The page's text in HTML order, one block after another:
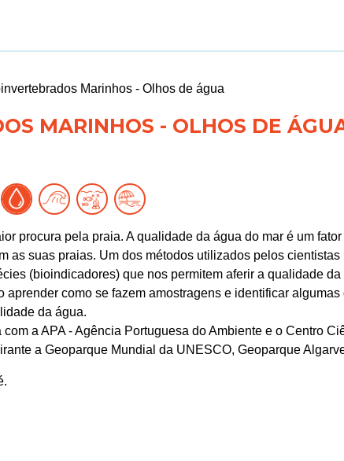
Marinhos - Olhos de água
MARINHOS - OLHOS DE
procura pela praia. A qualidade da água do mar é um fator
as suas praias. Um dos métodos utilizados pelos cientistas
(bioindicadores) que nos permitem aferir a qualidade da
aprender como se fazem amostragens e identificar algumas
da água.
a APA - Agência Portuguesa do Ambiente e o Centro
a Geoparque Mundial da UNESCO, Geoparque